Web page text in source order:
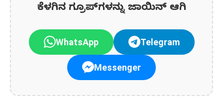
ಕೆಳಗಿನ ಗ್ರೂಪ್‌ಗಳನ್ನು ಜಾಯಿನ್ ಆಗಿ
WhatsApp Telegram
Messenger